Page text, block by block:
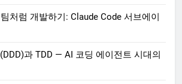
처럼 개발하기: Claude Code 서브에이
과 TDD — AI 코딩 에이전트 시대의